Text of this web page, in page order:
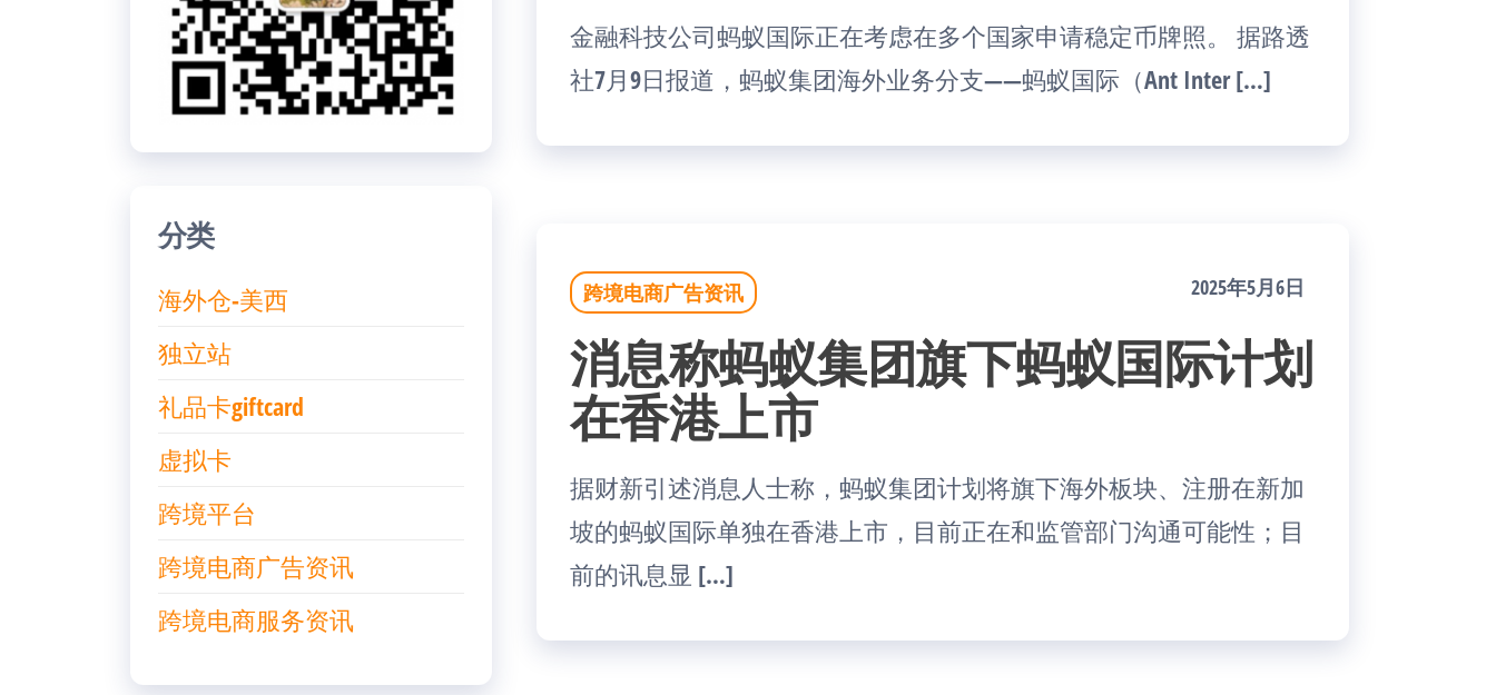
金融科技公司蚂蚁国际正在考虑在多个国家申请稳定币牌照。 据路透
社7月9日报道，蚂蚁集团海外业务分支——蚂蚁国际（Ant Inter […]
跨境电商广告资讯 2025年5月6日
消息称蚂蚁集团旗下蚂蚁国际计划
在香港上市
据财新引述消息人士称，蚂蚁集团计划将旗下海外板块、注册在新加
坡的蚂蚁国际单独在香港上市，目前正在和监管部门沟通可能性；目
前的讯息显 […]
分类
海外仓-美西
独立站
礼品卡giftcard
虚拟卡
跨境平台
跨境电商广告资讯
跨境电商服务资讯